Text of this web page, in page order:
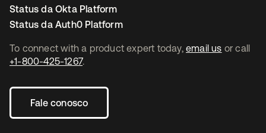
To connect with a product expert today, email us or call
+1-800-425-1267.
Fale conosco
Status da Okta Platform
Status da Auth0 Platform